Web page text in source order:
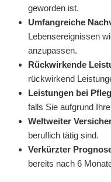
geworden ist.
Umfangreiche
Lebensereignissen
anzupassen.
Rückwirkende
rückwirkend
Leistungen bei
falls Sie aufgrund
Weltweiter
beruflich tätig sind.
Verkürzter
bereits nach 6